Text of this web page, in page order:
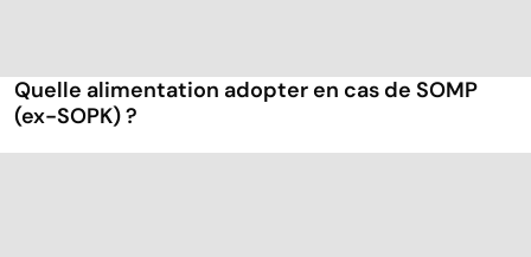
Quelle alimentation adopter en cas de SOMP
(ex-SOPK) ?